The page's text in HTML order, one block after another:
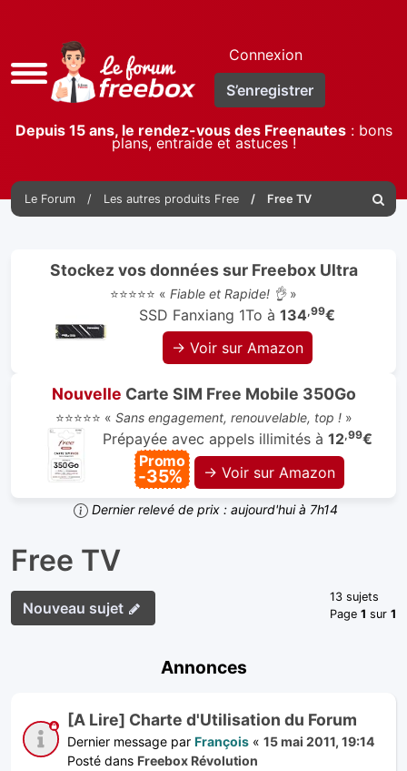
Accès
rapide
Connexion
S’enregistrer
Depuis 15 ans, le rendez-vous des Freenautes: bons
plans, entraide et astuces !
Le Forum Les autres produits Free Free TV
Stockez vos données sur Freebox Ultra
⭐⭐⭐⭐⭐ « Fiable et Rapide! 👌»
SSD Fanxiang 1To à 134,99€
→ Voir sur Amazon
Nouvelle Carte SIM Free Mobile 350Go
⭐⭐⭐⭐⭐ « Sans engagement, renouvelable, top !»
Prépayée avec appels illimités à 12,99€
Promo
-35% → Voir sur Amazon
Dernier relevé de prix : aujourd'hui à 7h14
Free TV
Nouveau sujet
13 sujets
Page 1 sur 1
Annonces
[A Lire] Charte d'Utilisation du Forum
Dernier message par François « 15 mai 2011, 19:14
Posté dans Freebox Révolution